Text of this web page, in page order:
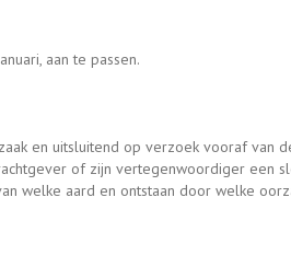
aan te passen.
en uitsluitend op verzoek vooraf
of zijn vertegenwoordiger een
welke aard en ontstaan door welke